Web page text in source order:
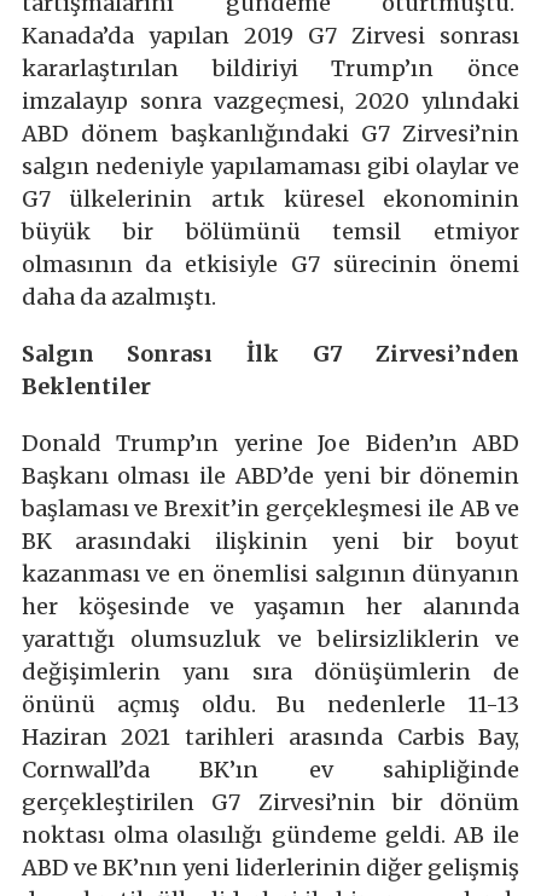
Kanada’da yapılan 2019 G7 Zirvesi sonrası
kararlaştırılan bildiriyi Trump’ın önce
imzalayıp sonra vazgeçmesi, 2020 yılındaki
ABD dönem başkanlığındaki G7 Zirvesi’nin
salgın nedeniyle yapılamaması gibi olaylar ve
G7 ülkelerinin artık küresel ekonominin
büyük bir bölümünü temsil etmiyor
olmasının da etkisiyle G7 sürecinin önemi
daha da azalmıştı.
Salgın Sonrası İlk G7 Zirvesi’nden
Beklentiler
Donald Trump’ın yerine Joe Biden’ın ABD
Başkanı olması ile ABD’de yeni bir dönemin
başlaması ve Brexit’in gerçekleşmesi ile AB ve
BK arasındaki ilişkinin yeni bir boyut
kazanması ve en önemlisi salgının dünyanın
her köşesinde ve yaşamın her alanında
yarattığı olumsuzluk ve belirsizliklerin ve
değişimlerin yanı sıra dönüşümlerin de
önünü açmış oldu. Bu nedenlerle 11-13
Haziran 2021 tarihleri arasında Carbis Bay,
Cornwall’da BK’ın ev sahipliğinde
gerçekleştirilen G7 Zirvesi’nin bir dönüm
noktası olma olasılığı gündeme geldi. AB ile
ABD ve BK’nın yeni liderlerinin diğer gelişmiş